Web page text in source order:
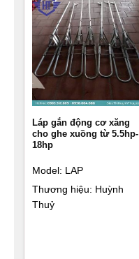
Láp gắn động cơ xăng
cho ghe xuồng từ 5.5hp-
18hp
Model: LAP
Thương hiệu: Huỳnh
Thuỷ